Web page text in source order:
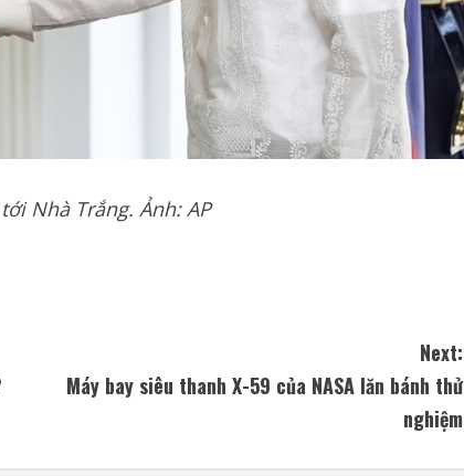
Nhà Trắng. Ảnh: AP
Next:
Máy bay siêu thanh X-59 của NASA lăn bánh thử
nghiệm